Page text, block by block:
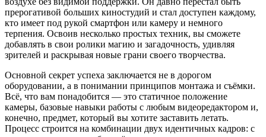
прерогативой больших киностудий и стал доступен каждому,
кто имеет под рукой смартфон или камеру и немного
терпения. Освоив несколько простых техник, вы сможете
добавлять в свои ролики магию и загадочность, удивляя
зрителей и раскрывая новые грани своего творчества.
Основной секрет успеха заключается не в дорогом
оборудовании, а в понимании принципов монтажа и съёмки.
Всё, что вам понадобится — это статичное положение
камеры, базовые навыки работы с любым видеоредактором и,
конечно, предмет, который вы хотите заставить летать.
Процесс строится на комбинации двух идентичных кадров: с